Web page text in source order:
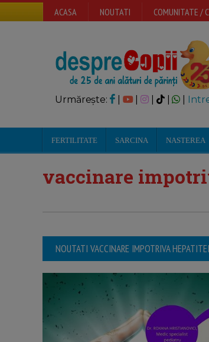
ACASA NOUTATI COMUNITATE /
Urmărește: | |
FERTILITATE SARCINA NASTEREA
vaccinare
NOUTATI VACCINARE IMPOTRIVA